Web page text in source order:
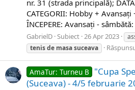
nr. 31 (strada principală);
CATEGORII: Hobby +
ÎNCEPERE: Avansați -
GabrielD Subiect 26 Apr 2023
tenisde masasuceava
AmaTur: Turneu B
"Cupa
(Suceava) - 4/5 februarie